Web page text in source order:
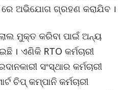
ଅଭିଯୋଗ ଗ୍ରହଣ କରାଯିବ ।
ମୁକ୍ତ କରିବା ପାଇଁ ଅନ୍ୟ
। ଏଣିକି RTO କର୍ମଚାରୀ
ସଂସ୍ଥାର କର୍ମଚାରୀ
ଚିପ୍‌ କମ୍ପାନି କର୍ମଚାରୀ